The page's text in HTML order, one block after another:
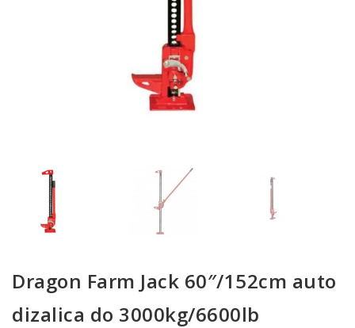
Dragon Farm Jack 60″/152cm auto
dizalica do 3000kg/6600lb